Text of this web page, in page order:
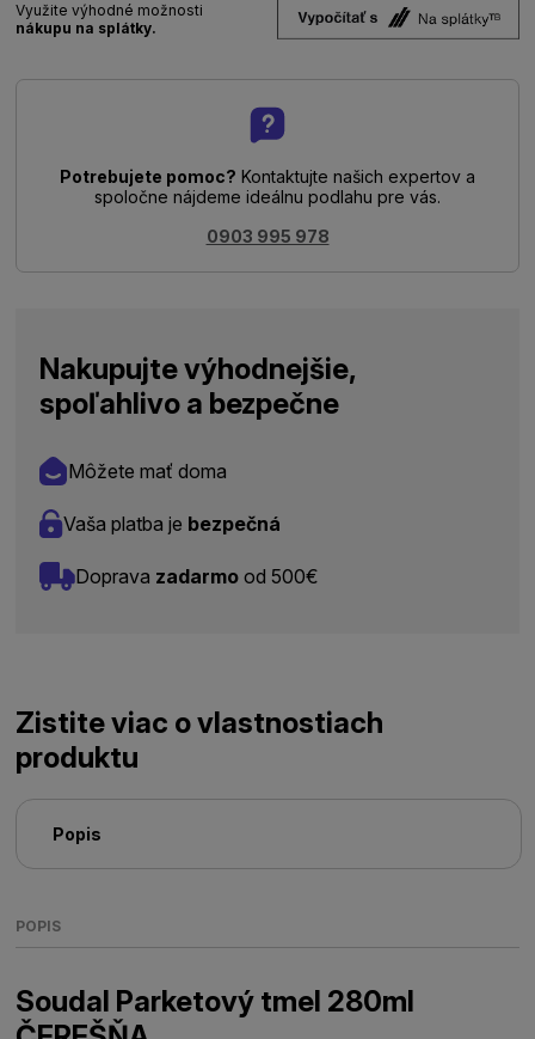
Využite výhodné možnosti
nákupu na splátky.
Potrebujete pomoc? Kontaktujte našich expertov a
spoločne nájdeme ideálnu podlahu pre vás.
0903 995 978
Nakupujte výhodnejšie,
spoľahlivo a bezpečne
Môžete mať doma
Vaša platba je bezpečná
Doprava zadarmo od 500€
Zistite viac o vlastnostiach
produktu
Popis
POPIS
Soudal Parketový tmel 280ml